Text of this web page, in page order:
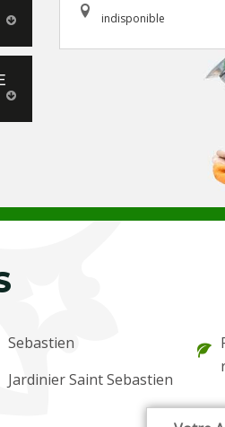
indisponible
Sebastien
Jardinier Saint Sebastien